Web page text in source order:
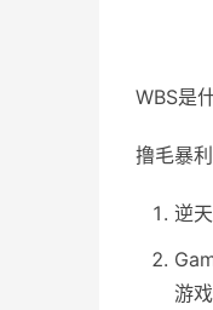
WBS是
撸毛暴利
逆
游